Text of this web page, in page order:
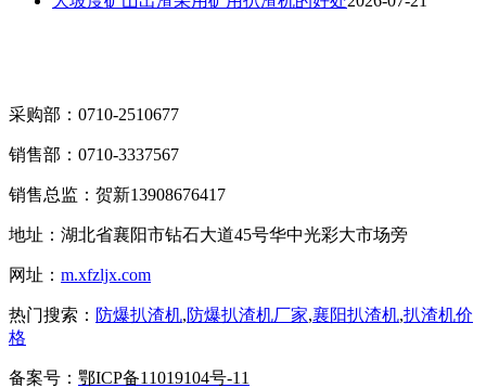
采购部：0710-2510677
销售部：0710-3337567
销售总监：贺新13908676417
地址：湖北省襄阳市钻石大道45号华中光彩大市场旁
网址： m.xfzljx.com
热门搜索： 防爆扒渣机,防爆扒渣机厂家,襄阳扒渣机,扒渣机价
格
备案号： 鄂ICP备11019104号-11